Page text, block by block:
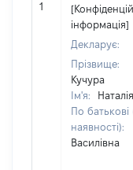
1
інформація]
Декларує:
Прізвище:
Кучура
Ім'я:
Наталія
По батькові
наявності):
Василівна